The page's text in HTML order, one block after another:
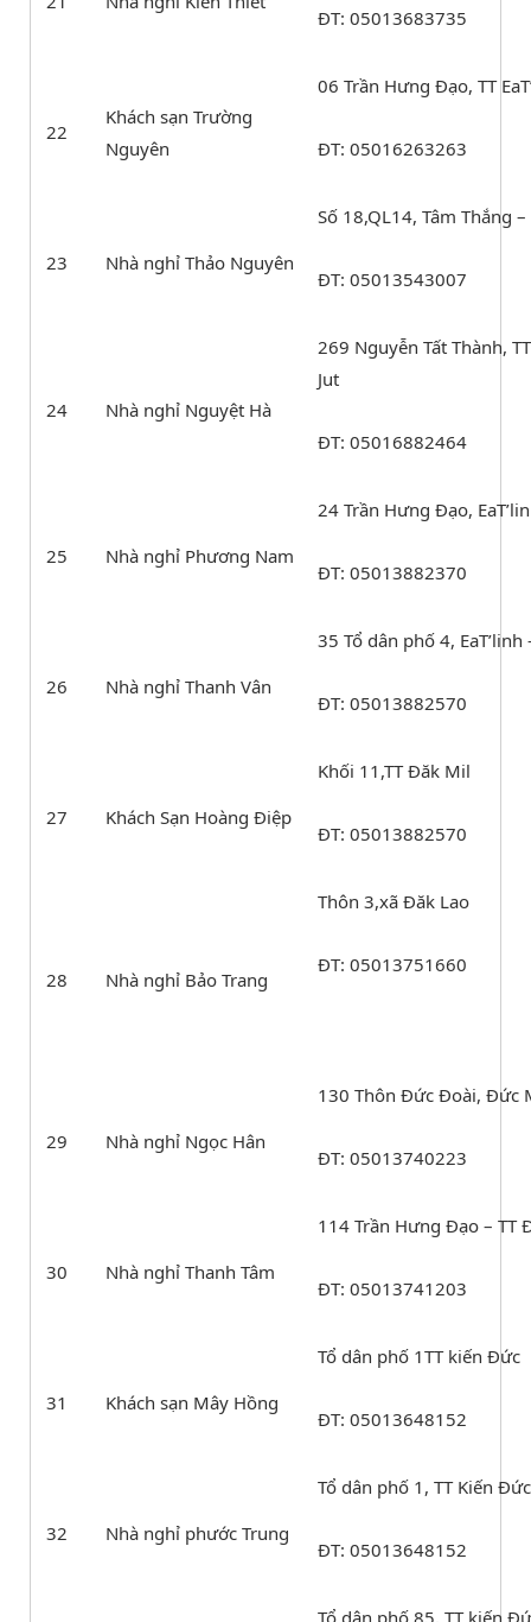
ĐT: 05013683735
22
Khách sạn Trường
Nguyên
06 Trần Hưng Đạo, TT
ĐT: 05016263263
23 Nhà nghỉ Thảo Nguyên
Số 18,QL14, Tâm Thắng –
ĐT: 05013543007
24 Nhà nghỉ Nguyệt Hà
269 Nguyễn Tất Thành,
Jut
ĐT: 05016882464
25 Nhà nghỉ Phương Nam
24 Trần Hưng Đạo,
ĐT: 05013882370
26 Nhà nghỉ Thanh Vân
35 Tổ dân phố 4, EaT’linh
ĐT: 05013882570
27 Khách Sạn Hoàng Điệp
Khối 11,TT Đăk Mil
ĐT: 05013882570
28 Nhà nghỉ Bảo Trang
Thôn 3,xã Đăk Lao
ĐT: 05013751660
29 Nhà nghỉ Ngọc Hân
130 Thôn Đức Đoài, Đức
ĐT: 05013740223
30 Nhà nghỉ Thanh Tâm
114 Trần Hưng Đạo – TT
ĐT: 05013741203
31 Khách sạn Mây Hồng
Tổ dân phố 1TT kiến Đức
ĐT: 05013648152
32 Nhà nghỉ phước Trung
Tổ dân phố 1, TT Kiến Đức
ĐT: 05013648152
Tổ dân phố 85, TT kiến